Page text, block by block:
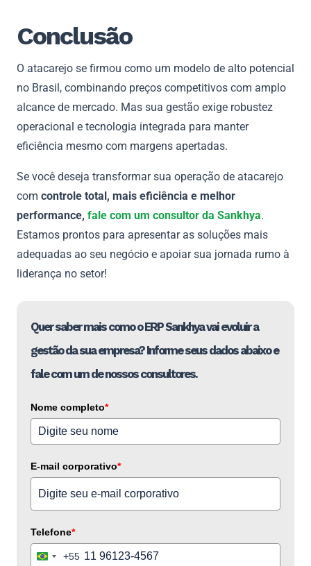
Conclusão
O atacarejo se firmou como um modelo de alto potencial
no Brasil, combinando preços competitivos com amplo
alcance de mercado. Mas sua gestão exige robustez
operacional e tecnologia integrada para manter
eficiência mesmo com margens apertadas.
Se você deseja transformar sua operação de atacarejo
com controle total, mais eficiência e melhor
performance, fale com um consultor da Sankhya.
Estamos prontos para apresentar as soluções mais
adequadas ao seu negócio e apoiar sua jornada rumo à
liderança no setor!
Quer saber mais como o ERP Sankhya vai evoluir a
gestão da sua empresa? Informe seus dados abaixo e
fale com um de nossos consultores.
Nome completo*
E-mail corporativo*
Telefone*
Brazil+55